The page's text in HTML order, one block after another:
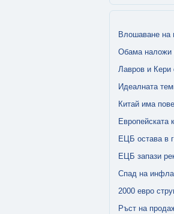
Влошаване на
Обама наложи
Лавров и Кери
Идеалната
Китай има
Европейската
ЕЦБ остава в
ЕЦБ запази
Спад на
2000 евро
Ръст на